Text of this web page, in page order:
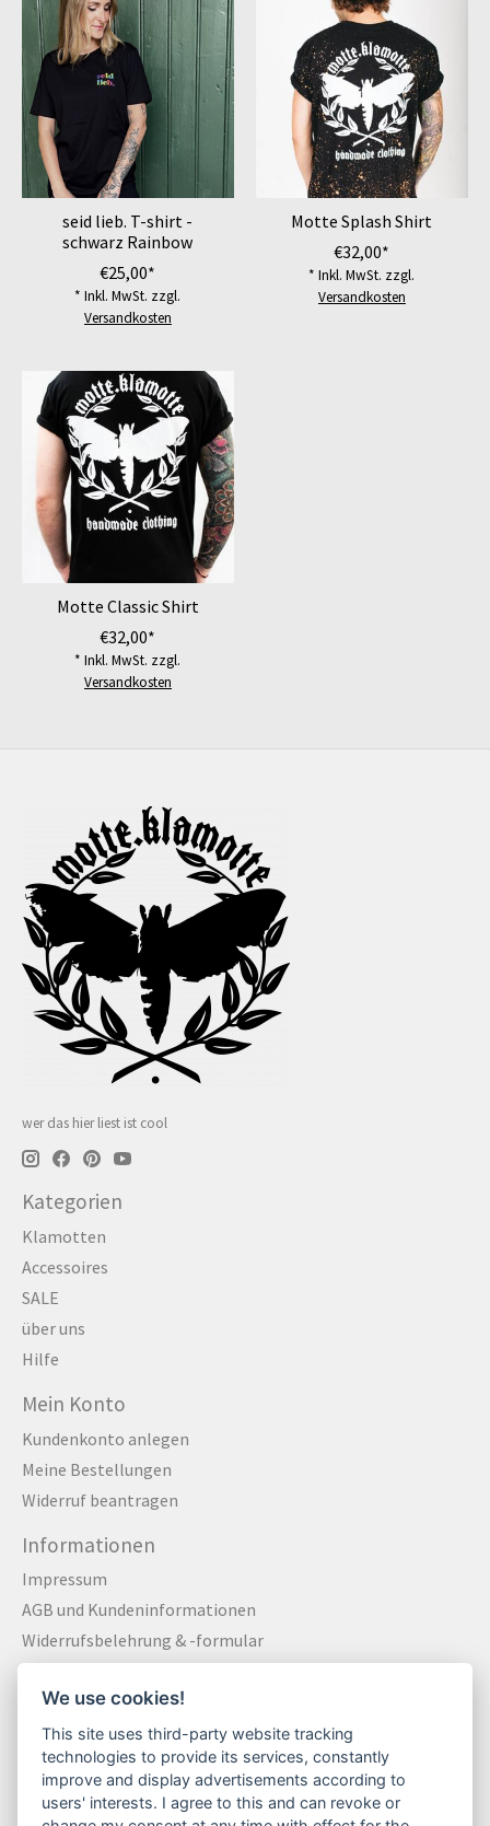
seid lieb. T-shirt -
schwarz Rainbow
€25,00*
* Inkl. MwSt. zzgl.
Versandkosten
Motte Splash Shirt
€32,00*
* Inkl. MwSt. zzgl.
Versandkosten
Motte Classic Shirt
€32,00*
* Inkl. MwSt. zzgl.
Versandkosten
wer das hier liest ist cool
Kategorien
Klamotten
Accessoires
SALE
über uns
Hilfe
Mein Konto
Kundenkonto anlegen
Meine Bestellungen
Widerruf beantragen
Informationen
Impressum
AGB und Kundeninformationen
Widerrufsbelehrung & -formular
Zahlungsarten
Versandkosten und Versandinformationen
Kontakt
We use cookies!
This site uses third-party website tracking
technologies to provide its services, constantly
improve and display advertisements according to
users' interests. I agree to this and can revoke or